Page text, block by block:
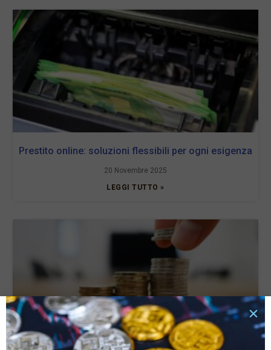
Prestito online: soluzioni flessibili per ogni esigenza
20 Novembre 2025
LEGGI TUTTO »